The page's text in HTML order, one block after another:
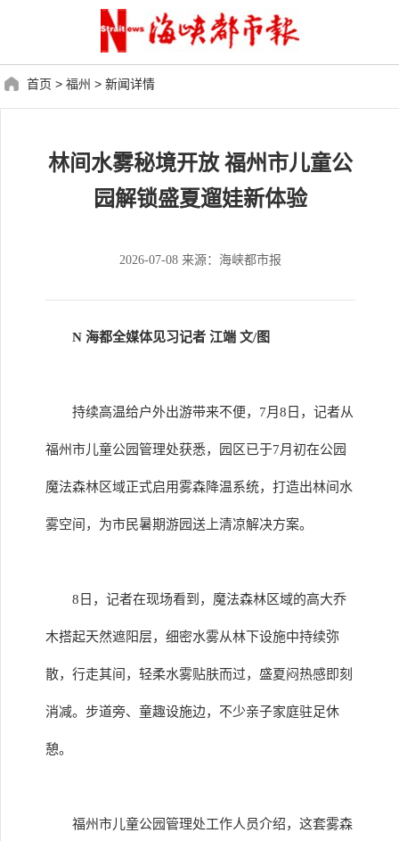
首页 > 福州 > 新闻详情
林间水雾秘境开放 福州市儿童公
园解锁盛夏遛娃新体验
2026-07-08 来源：海峡都市报
N 海都全媒体见习记者 江端 文/图
持续高温给户外出游带来不便，7月8日，记者从
福州市儿童公园管理处获悉，园区已于7月初在公园
魔法森林区域正式启用雾森降温系统，打造出林间水
雾空间，为市民暑期游园送上清凉解决方案。
8日，记者在现场看到，魔法森林区域的高大乔
木搭起天然遮阳层，细密水雾从林下设施中持续弥
散，行走其间，轻柔水雾贴肤而过，盛夏闷热感即刻
消减。步道旁、童趣设施边，不少亲子家庭驻足休
憩。
福州市儿童公园管理处工作人员介绍，这套雾森